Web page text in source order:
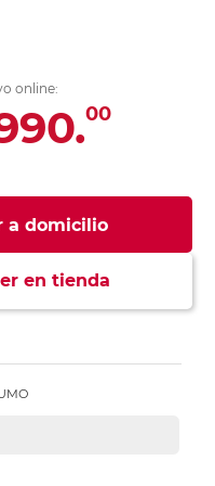
online:
00
a domicilio
en tienda